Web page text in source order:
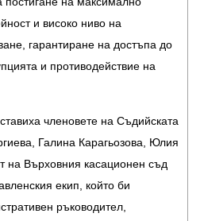
и високо ниво на
гарантиране на достъпа до
и противодействие на
членовете на Съдийската
Галина Карагьозова, Юлия
на Върховния касационен съд
екип, който би
ръководител,